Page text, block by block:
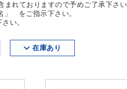
れておりますので予めご了承下さ
」 をご指示下さい。
い。
在庫あり